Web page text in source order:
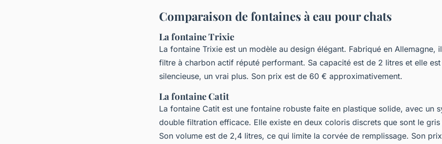
Comparaison de fontaines à eau pour chats
La fontaine Trixie
La fontaine Trixie est un modèle au design élégant. Fabriqué en Allemagne,
filtre à charbon actif réputé performant. Sa capacité est de 2 litres et elle
silencieuse, un vrai plus. Son prix est de 60 € approximativement.
La fontaine Catit
La fontaine Catit est une fontaine robuste faite en plastique solide, avec un
double filtration efficace. Elle existe en deux coloris discrets que sont le
Son volume est de 2,4 litres, ce qui limite la corvée de remplissage. Son